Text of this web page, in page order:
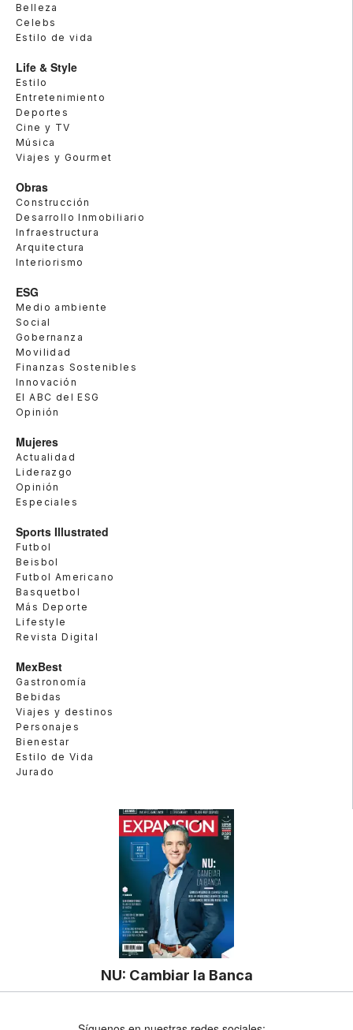
Belleza
Celebs
Estilo de vida
Life & Style
Estilo
Entretenimiento
Deportes
Cine y TV
Música
Viajes y Gourmet
Obras
Construcción
Desarrollo Inmobiliario
Infraestructura
Arquitectura
Interiorismo
ESG
Medio ambiente
Social
Gobernanza
Movilidad
Finanzas Sostenibles
Innovación
El ABC del ESG
Opinión
Mujeres
Actualidad
Liderazgo
Opinión
Especiales
Sports Illustrated
Futbol
Beisbol
Futbol Americano
Basquetbol
Más Deporte
Lifestyle
Revista Digital
MexBest
Gastronomía
Bebidas
Viajes y destinos
Personajes
Bienestar
Estilo de Vida
Jurado
NU: Cambiar la Banca